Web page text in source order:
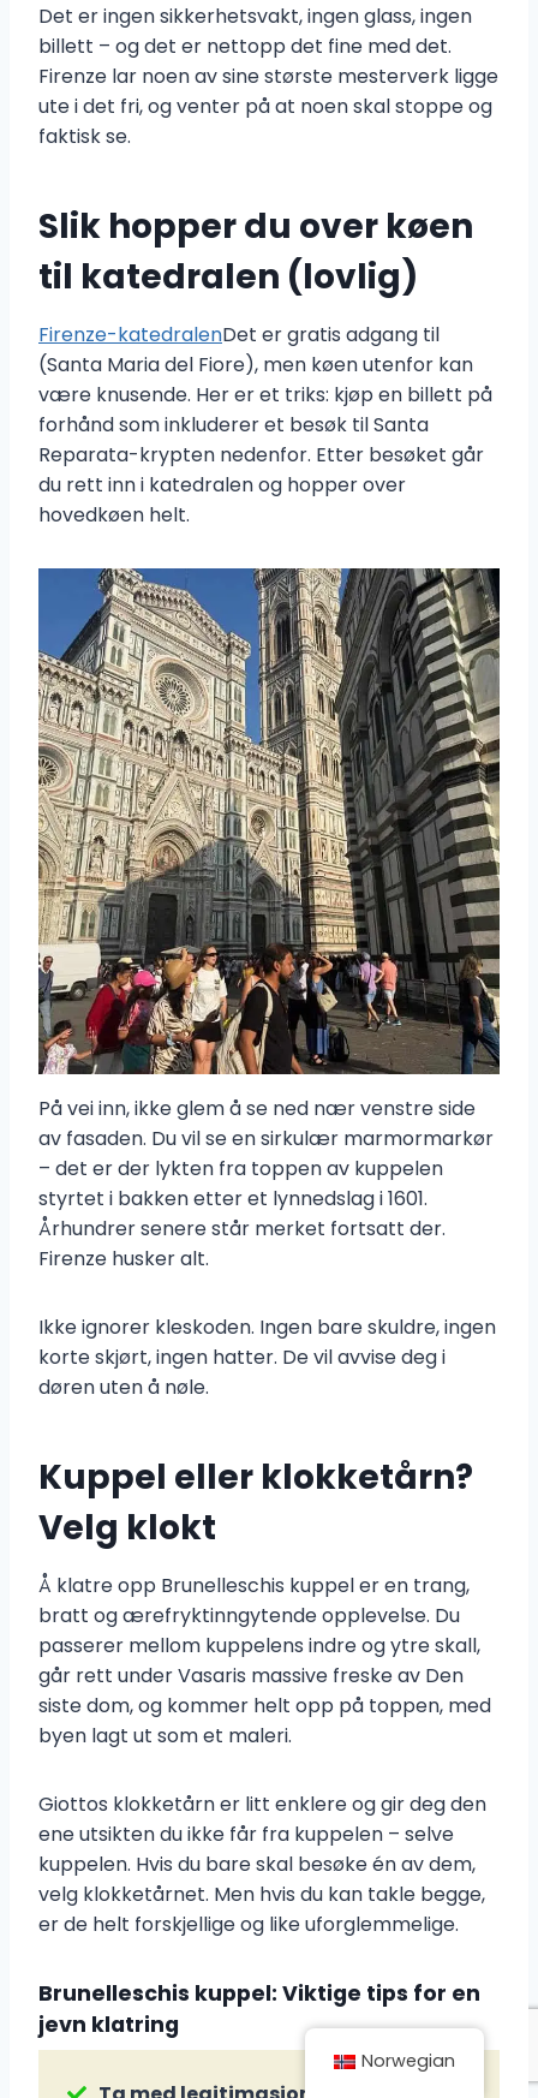
Det er ingen sikkerhetsvakt, ingen glass, ingen
billett – og det er nettopp det fine med det.
Firenze lar noen av sine største mesterverk ligge
ute i det fri, og venter på at noen skal stoppe og
faktisk se.
Slik hopper du over køen
til katedralen (lovlig)
Firenze-katedralenDet er gratis adgang til
(Santa Maria del Fiore), men køen utenfor kan
være knusende. Her er et triks: kjøp en billett på
forhånd som inkluderer et besøk til Santa
Reparata-krypten nedenfor. Etter besøket går
du rett inn i katedralen og hopper over
hovedkøen helt.
På vei inn, ikke glem å se ned nær venstre side
av fasaden. Du vil se en sirkulær marmormarkør
– det er der lykten fra toppen av kuppelen
styrtet i bakken etter et lynnedslag i 1601.
Århundrer senere står merket fortsatt der.
Firenze husker alt.
Ikke ignorer kleskoden. Ingen bare skuldre, ingen
korte skjørt, ingen hatter. De vil avvise deg i
døren uten å nøle.
Kuppel eller klokketårn?
Velg klokt
Å klatre opp Brunelleschis kuppel er en trang,
bratt og ærefryktinngytende opplevelse. Du
passerer mellom kuppelens indre og ytre skall,
går rett under Vasaris massive freske av Den
siste dom, og kommer helt opp på toppen, med
byen lagt ut som et maleri.
Giottos klokketårn er litt enklere og gir deg den
ene utsikten du ikke får fra kuppelen – selve
kuppelen. Hvis du bare skal besøke én av dem,
velg klokketårnet. Men hvis du kan takle begge,
er de helt forskjellige og like uforglemmelige.
Brunelleschis kuppel: Viktige tips for en
jevn klatring
Norwegian